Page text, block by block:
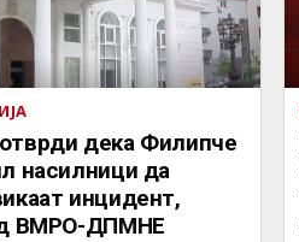
дека Филипче
насилници да
инцидент,
ВМРО-ДПМНЕ